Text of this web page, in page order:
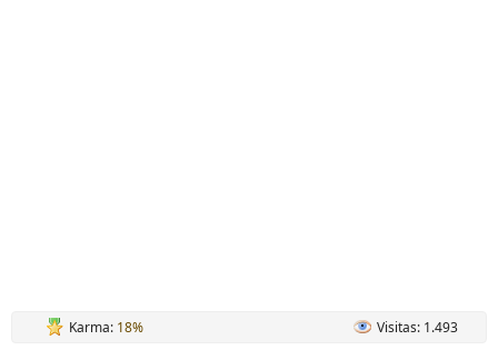
Karma: 18% Visitas: 1.493